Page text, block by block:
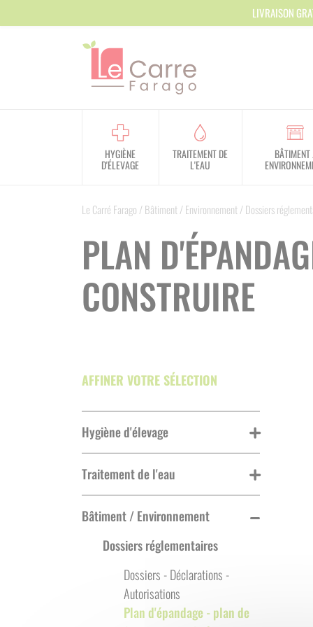
HYGIÈNE
D'ÉLEVAGE
TRAITEMENT DE
L'EAU
Le Carré Farago /Bâtiment / Environnement/Dossiers
PLAN
CONSTRUIRE
AFFINER VOTRE SÉLECTION
Hygiène d'élevage
Traitement de l'eau
Bâtiment / Environnement
Dossiers réglementaires
Dossiers - Déclarations -
Autorisations
Plan d'épandage - plan de
LIVRAISON